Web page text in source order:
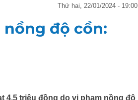
thứ hai, 22/01/2024 - 19:00
độ cồn:
4,5 triệu đồng do vi phạm nồng độ